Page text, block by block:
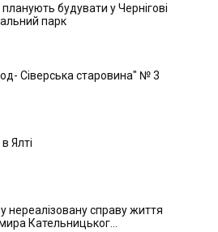
планують будувати у Чернігові
парк
Сіверська старовина" № 3
Ялті
нереалізовану справу життя
Кательницьког...